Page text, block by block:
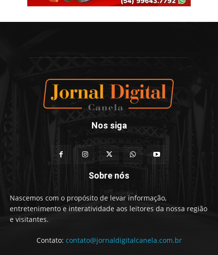
Nos siga
Sobre nós
Nascemos com o propósito de levar informação,
entretenimento e interatividade aos leitores da nossa região
e visitantes.
Contato: contato@jornaldigitalcanela.com.br